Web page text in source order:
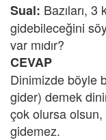
Sual: Bazıları, 3
gidebileceğini
var mıdır?
CEVAP
Dinimizde böyle
gider) demek
çok olursa
gidemez.